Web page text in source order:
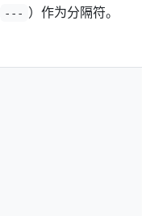
--- ）作为分隔符。